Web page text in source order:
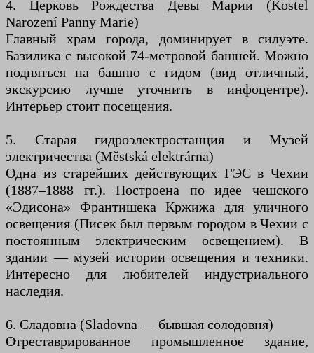
4. Церковь Рождества Девы Марии (Kostel
Narození Panny Marie)
Главный храм города, доминирует в силуэте.
Базилика с высокой 74-метровой башней. Можно
подняться на башню с гидом (вид отличный,
экскурсию лучше уточнить в инфоцентре).
Интерьер стоит посещения.
5. Старая гидроэлектростанция и Музей
электричества (Městská elektrárna)
Одна из старейших действующих ГЭС в Чехии
(1887–1888 гг.). Построена по идее чешского
«Эдисона» Франтишека Кржижа для уличного
освещения (Писек был первым городом в Чехии с
постоянным электрическим освещением). В
здании — музей истории освещения и техники.
Интересно для любителей индустриального
наследия.
6. Сладовна (Sladovna — бывшая солодовня)
Отреставрированное промышленное здание,